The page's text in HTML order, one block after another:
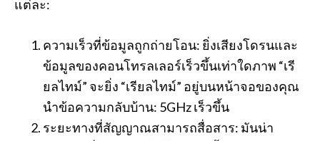
แต่ละ:
ความเร็วที่ข้อมูลถูกถ่ายโอน: ยิ่งเสียงโดรนและ
ข้อมูลของคอนโทรลเลอร์เร็วขึ้นเท่าใดภาพ “เรี
ยลไทม์” จะยิ่ง “เรียลไทม์” อยู่บนหน้าจอของคุณ
นำข้อความกลับบ้าน: 5GHz เร็วขึ้น
ระยะทางที่สัญญาณสามารถสื่อสาร: มันน่า